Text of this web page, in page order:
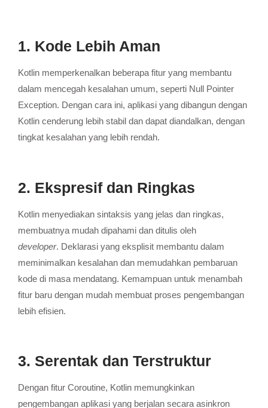
1. Kode Lebih Aman
Kotlin memperkenalkan beberapa fitur yang membantu
dalam mencegah kesalahan umum, seperti Null Pointer
Exception. Dengan cara ini, aplikasi yang dibangun dengan
Kotlin cenderung lebih stabil dan dapat diandalkan, dengan
tingkat kesalahan yang lebih rendah.
2. Ekspresif dan Ringkas
Kotlin menyediakan sintaksis yang jelas dan ringkas,
membuatnya mudah dipahami dan ditulis oleh
developer. Deklarasi yang eksplisit membantu dalam
meminimalkan kesalahan dan memudahkan pembaruan
kode di masa mendatang. Kemampuan untuk menambah
fitur baru dengan mudah membuat proses pengembangan
lebih efisien.
3. Serentak dan Terstruktur
Dengan fitur Coroutine, Kotlin memungkinkan
pengembangan aplikasi yang berjalan secara asinkron